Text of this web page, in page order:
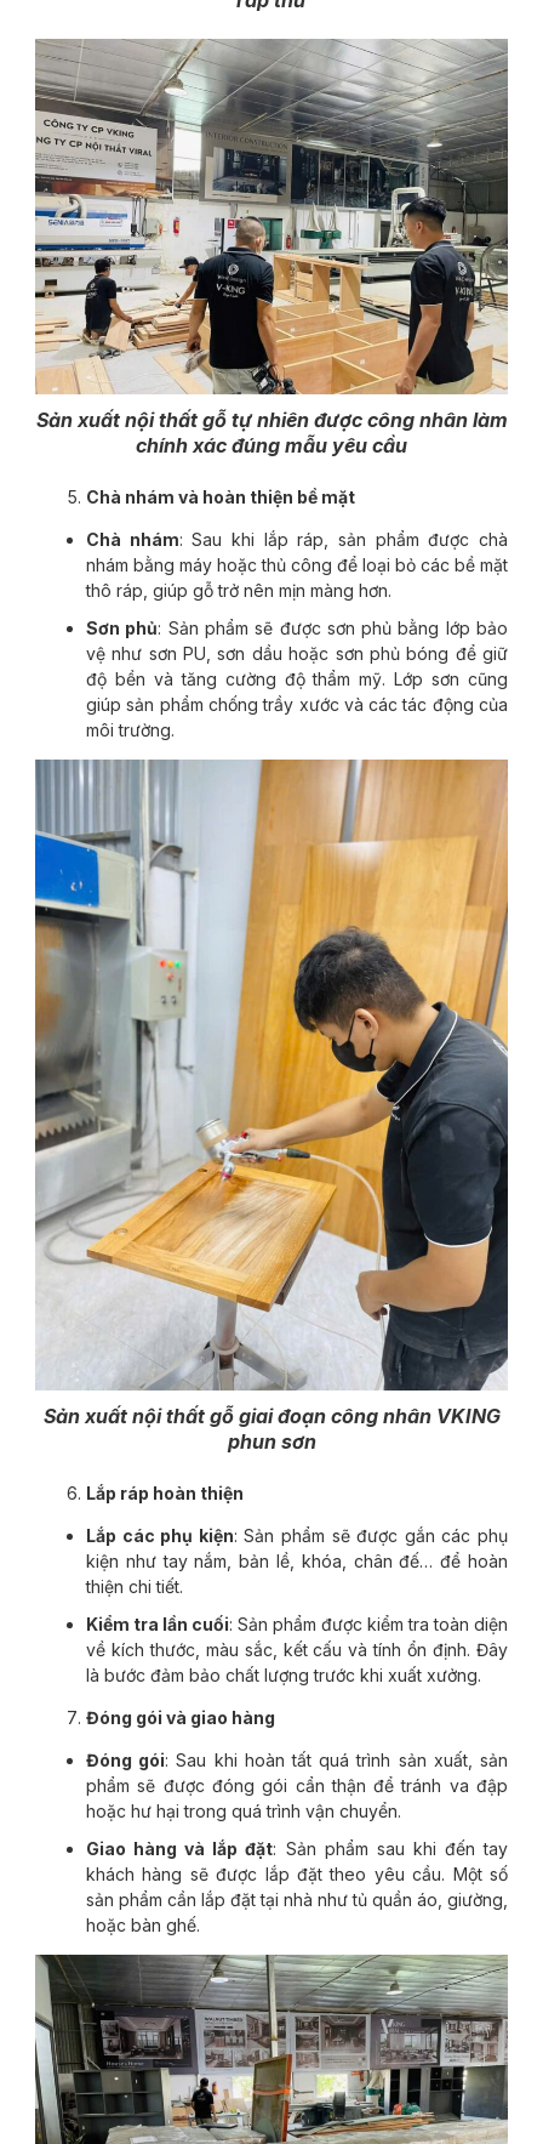
Sản xuất nội thất gỗ tự nhiên được công nhân làm
chính xác đúng mẫu yêu cầu
Chà nhám và hoàn thiện bề mặt
Chà nhám: Sau khi lắp ráp, sản phẩm được chà
nhám bằng máy hoặc thủ công để loại bỏ các bề mặt
thô ráp, giúp gỗ trở nên mịn màng hơn.
Sơn phủ: Sản phẩm sẽ được sơn phủ bằng lớp bảo
vệ như sơn PU, sơn dầu hoặc sơn phủ bóng để giữ
độ bền và tăng cường độ thẩm mỹ. Lớp sơn cũng
giúp sản phẩm chống trầy xước và các tác động của
môi trường.
Sản xuất nội thất gỗ giai đoạn công nhân VKING
phun sơn
Lắp ráp hoàn thiện
Lắp các phụ kiện: Sản phẩm sẽ được gắn các phụ
kiện như tay nắm, bản lề, khóa, chân đế… để hoàn
thiện chi tiết.
Kiểm tra lần cuối: Sản phẩm được kiểm tra toàn diện
về kích thước, màu sắc, kết cấu và tính ổn định. Đây
là bước đảm bảo chất lượng trước khi xuất xưởng.
Đóng gói và giao hàng
Đóng gói: Sau khi hoàn tất quá trình sản xuất, sản
phẩm sẽ được đóng gói cẩn thận để tránh va đập
hoặc hư hại trong quá trình vận chuyển.
Giao hàng và lắp đặt: Sản phẩm sau khi đến tay
khách hàng sẽ được lắp đặt theo yêu cầu. Một số
sản phẩm cần lắp đặt tại nhà như tủ quần áo, giường,
hoặc bàn ghế.